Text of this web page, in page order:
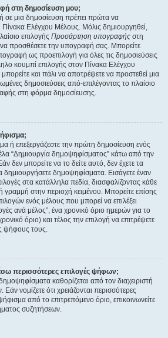
στη δημοσίευση μου;
σε μια δημοσίευση πρέπει πρώτα να
Ελέγχου Μέλους. Μόλις δημιουργηθεί,
επιλογής Προσάρτηση υπογραφής στη
προσθέσετε την υπογραφή σας. Μπορείτε
ως προεπιλογή για όλες τις δημοσιεύσεις
κουμπί επιλογής στον Πίνακα Ελέγχου
και πάλι να αποτρέψετε να προστεθεί μια
δημοσιεύσεις από-επιλέγοντας το πλαίσιο
στη φόρμα δημοσίευσης.
ή επεξεργάζεστε την πρώτη δημοσίευση ενός
“Δημιουργία δημοψηφίσματος” κάτω από την
δεν μπορείτε να το δείτε αυτό, δεν έχετε τα
δημιουργήσετε δημοψηφίσματα. Εισάγετε έναν
στα κατάλληλα πεδία, διασφαλίζοντας κάθε
γραμμή στην περιοχή κειμένου. Μπορείτε επίσης
ενός μέλους που μπορεί να επιλέξει
ανά μέλος”, ένα χρονικό όριο ημερών για το
όριο) και τέλος την επιλογή να επιτρέψετε
ψήφους τους.
περισσότερες επιλογές ψήφων;
καθορίζεται από τον διαχειριστή
νομίζετε ότι χρειάζονται περισσότερες
από το επιτρεπόμενο όριο, επικοινωνείτε
συζητήσεων.